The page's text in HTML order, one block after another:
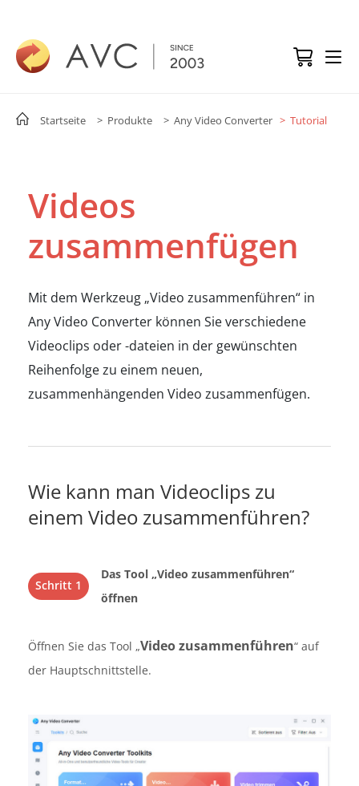
Startseite > Produkte > Any Video Converter > Tutorial
Videos
zusammenfügen
Mit dem Werkzeug „Video zusammenführen“ in
Any Video Converter können Sie verschiedene
Videoclips oder -dateien in der gewünschten
Reihenfolge zu einem neuen,
zusammenhängenden Video zusammenfügen.
Wie kann man Videoclips zu
einem Video zusammenführen?
Schritt 1
Das Tool „Video zusammenführen“
öffnen
Öffnen Sie das Tool „Video zusammenführen“ auf
der Hauptschnittstelle.